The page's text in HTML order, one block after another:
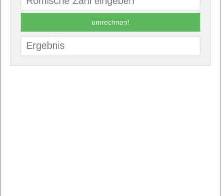
umrechnen!